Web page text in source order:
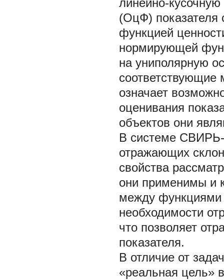
линейно-
(ОцФ) показателя
функцией
нормирующей
на униполярную
означает
оценивания
объектов они
В системе
отражающих
свойства
они применимы и
между функциями
необходимости
что позволяет
показателя.
В отличие от
«реальная цель»